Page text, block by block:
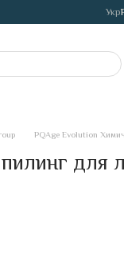
Укр
PQAge Evolution
для